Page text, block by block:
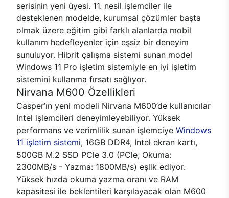
serisinin yeni üyesi. 11. nesil işlemciler ile
desteklenen modelde, kurumsal çözümler başta
olmak üzere eğitim gibi farklı alanlarda mobil
kullanım hedefleyenler için eşsiz bir deneyim
sunuluyor. Hibrit çalışma sistemi sunan model
Windows 11 Pro işletim sistemiyle en iyi işletim
sistemini kullanma fırsatı sağlıyor.
Nirvana M600 Özellikleri
Casper’ın yeni modeli Nirvana M600’de kullanıcılar
Intel işlemcileri deneyimleyebiliyor. Yüksek
performans ve verimlilik sunan işlemciye Windows
11 işletim sistemi, 16GB DDR4, Intel ekran kartı,
500GB M.2 SSD PCle 3.0 (PCle; Okuma:
2300MB/s - Yazma: 1800MB/s) eşlik ediyor.
Yüksek hızda okuma yazma oranı ve RAM
kapasitesi ile beklentileri karşılayacak olan M600